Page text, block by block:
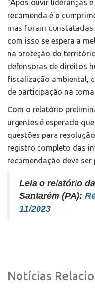
"Após ouvir lideranças
recomenda é o
mas foram
com isso se espera a
na proteção do
defensoras de direitos
fiscalização ambiental,
de participação na
Com o relatório
urgentes é esperado
questões para
registro completo das
recomendação deve
Leia o relatório
Santarém (PA):
11/2023
Notícias